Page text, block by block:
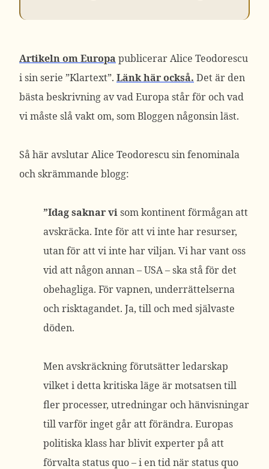
Artikeln om Europa publicerar Alice Teodorescu
i sin serie ”Klartext”. Länk här också. Det är den
bästa beskrivning av vad Europa står för och vad
vi måste slå vakt om, som Bloggen någonsin läst.
Så här avslutar Alice Teodorescu sin fenominala
och skrämmande blogg:
”Idag saknar visom kontinent förmågan att
avskräcka. Inte för att vi inte har resurser,
utan för att vi inte har viljan. Vi har vant oss
vid att någon annan – USA – ska stå för det
obehagliga. För vapnen, underrättelserna
och risktagandet. Ja, till och med självaste
döden.
Men avskräckning förutsätter ledarskap
vilket i detta kritiska läge är motsatsen till
fler processer, utredningar och hänvisningar
till varför inget går att förändra. Europas
politiska klass har blivit experter på att
förvalta status quo – i en tid när status quo